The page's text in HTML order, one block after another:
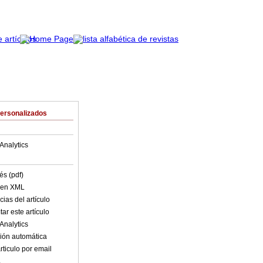
(pdf)
XML
del artículo
este artículo
automática
por email